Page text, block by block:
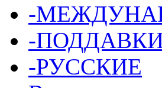
-
-
-РУССКИЕ